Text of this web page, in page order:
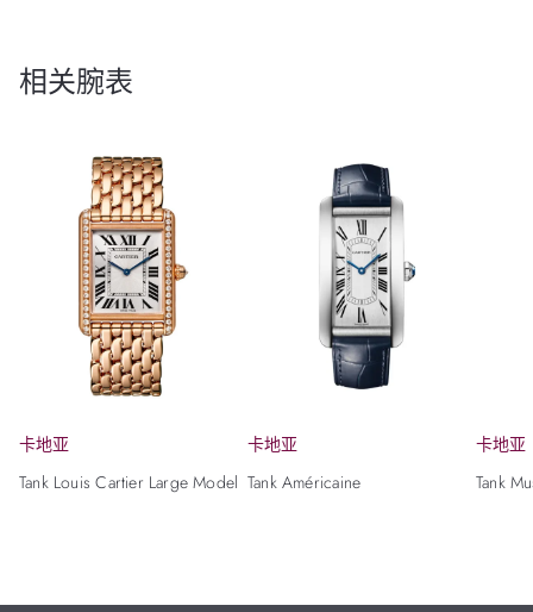
相关腕表
卡地亚
Tank Louis Cartier Large Model
卡地亚
Tank Américaine
卡地亚
Tank